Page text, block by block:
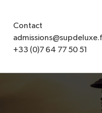
Contact
+33 (0)7 64 77 50 51